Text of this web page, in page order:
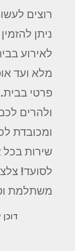
רוצים
ניתן
לאירוע
מלא ועד
פרטי
ולהרים
ומכובדת
לסועד!
משתלמת